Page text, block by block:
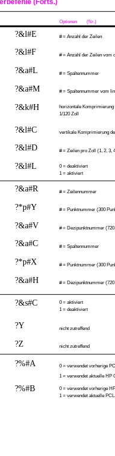
?&l#E # = Anzahl der Zeilen
?&l#F # = Anzahl der Zeilen vom
?&a#L # = Spaltennummer
?&a#M # = Spaltennummer vom
?&k#H
horizontale
1/120 Zoll
?&l#C vertikale Komprimierung
?&l#D # = Zeilen pro Zoll (1, 2, 3,
?&l#L
0 = deaktiviert
1 = aktiviert
?&a#R # = Zeilennummer
?*p#Y # = Punktnummer (300
?&a#V # = Dezipunktnummer
?&a#C # = Spaltennummer
?*p#X # = Punktnummer (300
?&a#H # = Dezipunktnummer
?&s#C
0 = aktiviert
1 = deaktiviert
?Y nicht zutreffend
?Z nicht zutreffend
?%#A
0 = verwendet vorherige
1 = verwendet aktuelle HP
?%#B
0 = verwendet vorherige
1 = verwendet aktuelle
(Forts.)
Optionen (Nr.)